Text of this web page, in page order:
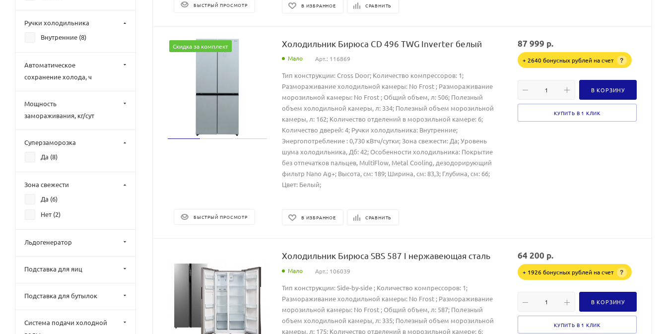
БЫСТРЫЙ ПРОСМОТР В ИЗБРАННОЕ СРАВНИТЬ
Скидка за комплект
БЫСТРЫЙ ПРОСМОТР
Холодильник Бирюса CD 496 TWG Inverter белый
Мало Арт.: 116869
Тип конструкции: Cross Door; Количество компрессоров: 1;
Размораживание холодильной камеры: No Frost ; Размораживание
морозильной камеры: No Frost ; Общий объем, л: 506; Полезный
объем холодильной камеры, л: 334; Полезный объем морозильной
камеры, л: 162; Количество отделений в морозильной камере: 6;
Количество дверей: 4; Ручки холодильника: Внутренние;
Энергопотребление : 0,730 кВтч/сутки; Зона свежести: Да; Уровень
шума холодильника, Дб: 42; Особенности холодильника: Покрытие
без отпечатков пальцев, MultiFlow, Metal Cooling, дезодорирующий
фильтр Nano Ag+; Высота, см: 189; Ширина, см: 83,3; Глубина, см: 66;
Цвет: Белый;
В ИЗБРАННОЕ СРАВНИТЬ
87 999 р.
+ 2640 бонусных рублей на счет ?
В КОРЗИНУ
КУПИТЬ В 1 КЛИК
Холодильник Бирюса SBS 587 I нержавеющая сталь
Мало Арт.: 106039
Тип конструкции: Side-by-side ; Количество компрессоров: 1;
Размораживание холодильной камеры: No Frost ; Размораживание
морозильной камеры: No Frost ; Общий объем, л: 587; Полезный
объем холодильной камеры, л: 335; Полезный объем морозильной
камеры, л: 175; Количество отделений в морозильной камере: 6;
64 200 р.
+ 1926 бонусных рублей на счет ?
В КОРЗИНУ
КУПИТЬ В 1 КЛИК
Ручки холодильника
Внутренние (8)
Автоматическое
сохранение холода, ч
Мощность
замораживания, кг/сут
Суперзаморозка
Да (8)
Зона свежести
Да (6)
Нет (2)
Льдогенератор
Подставка для яиц
Подставка для бутылок
Система подачи холодной